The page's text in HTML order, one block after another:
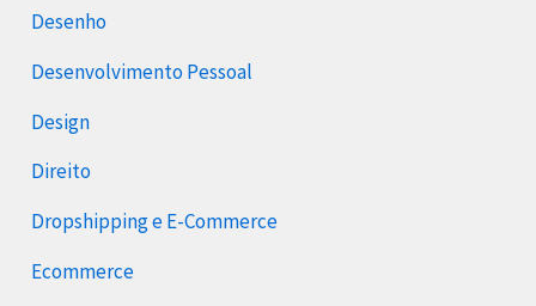
Desenho
Desenvolvimento Pessoal
Design
Direito
Dropshipping e E-Commerce
Ecommerce